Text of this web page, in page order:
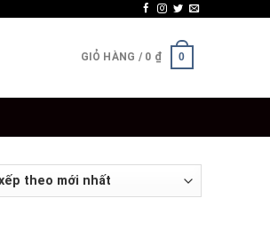
GIỎ HÀNG / 0 ₫ 0